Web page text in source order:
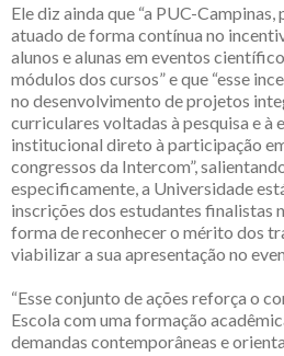
Ele diz ainda que “a PUC-Campinas,
atuado de forma contínua no
alunos e alunas em eventos
módulos dos cursos” e que “esse
no desenvolvimento de projetos
curriculares voltadas à pesquisa e à
institucional direto à participação
congressos da Intercom”,
especificamente, a Universidade
inscrições dos estudantes finalistas
forma de reconhecer o mérito dos
viabilizar a sua apresentação no
“Esse conjunto de ações reforça o
Escola com uma formação
demandas contemporâneas e